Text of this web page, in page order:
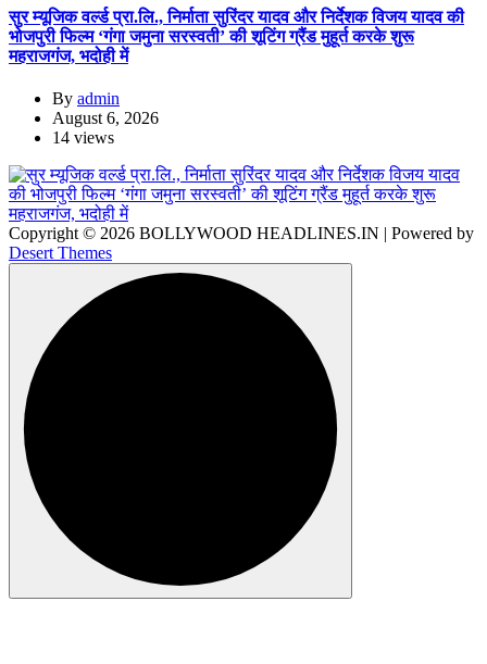
सुर म्यूजिक वर्ल्ड प्रा.लि., निर्माता सुरिंदर यादव और निर्देशक विजय यादव की
भोजपुरी फिल्म ‘गंगा जमुना सरस्वती’ की शूटिंग ग्रैंड मुहूर्त करके शुरू
महराजगंज, भदोही में
By admin
August 6, 2026
14 views
Copyright © 2026 BOLLYWOOD HEADLINES.IN | Powered by
Desert Themes